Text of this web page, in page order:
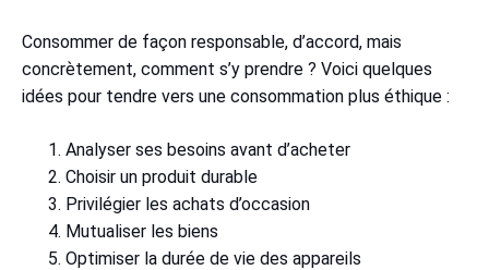
Consommer de façon responsable, d’accord, mais
concrètement, comment s’y prendre ? Voici quelques
idées pour tendre vers une consommation plus éthique :
Analyser ses besoins avant d’acheter
Choisir un produit durable
Privilégier les achats d’occasion
Mutualiser les biens
Optimiser la durée de vie des appareils